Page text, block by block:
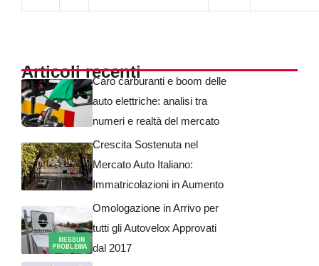
Articoli recentiCaro carburanti e boom delle
auto elettriche: analisi tra
numeri e realtà del mercato
Crescita Sostenuta nel
Mercato Auto Italiano:
Immatricolazioni in Aumento
Omologazione in Arrivo per
tutti gli Autovelox Approvati
dal 2017